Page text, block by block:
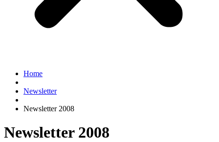
Home
Newsletter
Newsletter 2008
Newsletter 2008